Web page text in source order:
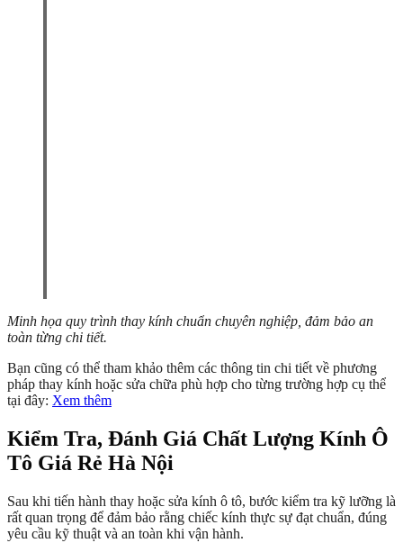
Minh họa quy trình thay kính chuẩn chuyên nghiệp, đảm bảo an
toàn từng chi tiết.
Bạn cũng có thể tham khảo thêm các thông tin chi tiết về phương
pháp thay kính hoặc sửa chữa phù hợp cho từng trường hợp cụ thể
tại đây: Xem thêm
Kiểm Tra, Đánh Giá Chất Lượng Kính Ô
Tô Giá Rẻ Hà Nội
Sau khi tiến hành thay hoặc sửa kính ô tô, bước kiểm tra kỹ lưỡng là
rất quan trọng để đảm bảo rằng chiếc kính thực sự đạt chuẩn, đúng
yêu cầu kỹ thuật và an toàn khi vận hành.